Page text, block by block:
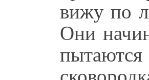
вижу по
Они